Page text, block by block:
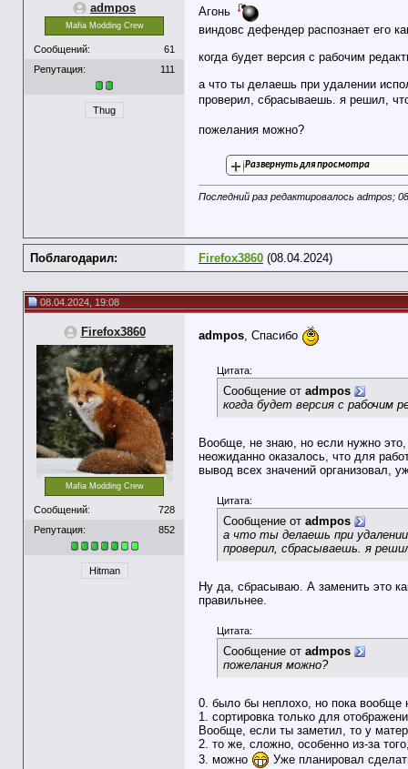
admpos
Mafia Modding Crew
Сообщений:
61
Репутация:
111
Thug
Агонь
виндовс дефендер распознает его
когда будет версия с рабочим
а что ты делаешь при удалении
проверил, сбрасываешь. я решил,
пожелания можно?
Развернуть для просмотра
Последний раз редактировалось admpos;
Поблагодарил: Firefox3860 (08.04.2024)
08.04.2024, 19:08
Firefox3860
Mafia Modding Crew
Сообщений:
728
Репутация:
852
Hitman
admpos , Спасибо
Цитата:
Сообщение от admpos
когда будет версия с рабочим
Вообще, не знаю, но если нужно
неожиданно оказалось, что для
вывод всех значений организовал,
Цитата:
Сообщение от admpos
а что ты делаешь при
проверил, сбрасываешь. я
Ну да, сбрасываю. А заменить это
правильнее.
Цитата:
Сообщение от admpos
пожелания можно?
0. было бы неплохо, но пока вообще
1. сортировка только для
Вообще, если ты заметил, то у
2. то же, сложно, особенно из-за
3. можно
Уже планировал